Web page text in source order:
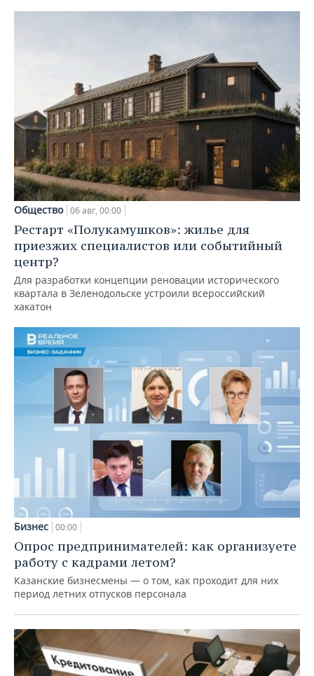
Общество 06 авг, 00:00
Рестарт «Полукамушков»: жилье для
приезжих специалистов или событийный
центр?
Для разработки концепции реновации исторического
квартала в Зеленодольске устроили всероссийский
хакатон
Бизнес 00:00
Опрос предпринимателей: как организуете
работу с кадрами летом?
Казанские бизнесмены — о том, как проходит для них
период летних отпусков персонала